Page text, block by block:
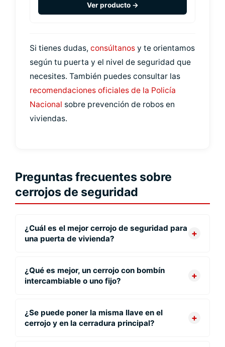
Ver producto →
Si tienes dudas, consúltanos y te orientamos
según tu puerta y el nivel de seguridad que
necesites. También puedes consultar las
recomendaciones oficiales de la Policía
Nacional sobre prevención de robos en
viviendas.
Preguntas frecuentes sobre
cerrojos de seguridad
¿Cuál es el mejor cerrojo de seguridad para
una puerta de vivienda?
+
el que resulta compatible con tu puerta y permite un
nivel de protección real. Lo más recomendable es
componentes intercambiables para poder mejorar
el sistema en el futuro.
¿Qué es mejor, un cerrojo con bombín
intercambiable o uno fijo?
+
es más recomendable porque te permite sustituir
solo el cilindro si pierdes las llaves, si quieres
¿Se puede poner la misma llave en el
cerrojo y en la cerradura principal?
+